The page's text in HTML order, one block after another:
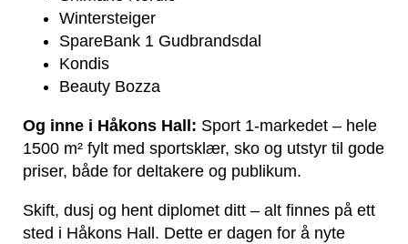
Wintersteiger
SpareBank 1 Gudbrandsdal
Kondis
Beauty Bozza
Og inne i Håkons Hall: Sport 1-markedet – hele
1500 m² fylt med sportsklær, sko og utstyr til gode
priser, både for deltakere og publikum.
Skift, dusj og hent diplomet ditt – alt finnes på ett
sted i Håkons Hall. Dette er dagen for å nyte